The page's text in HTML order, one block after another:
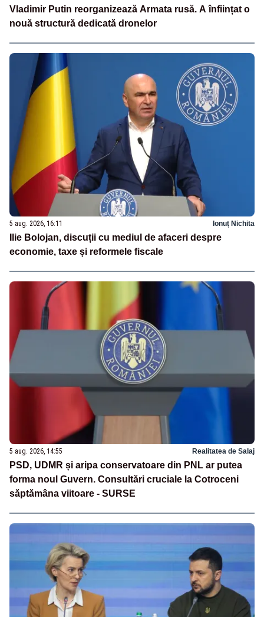
Vladimir Putin reorganizează Armata rusă. A înființat o
nouă structură dedicată dronelor
5 aug. 2026, 16:11 Ionuț Nichita
Ilie Bolojan, discuții cu mediul de afaceri despre
economie, taxe și reformele fiscale
5 aug. 2026, 14:55 Realitatea de Salaj
PSD, UDMR și aripa conservatoare din PNL ar putea
forma noul Guvern. Consultări cruciale la Cotroceni
săptămâna viitoare - SURSE